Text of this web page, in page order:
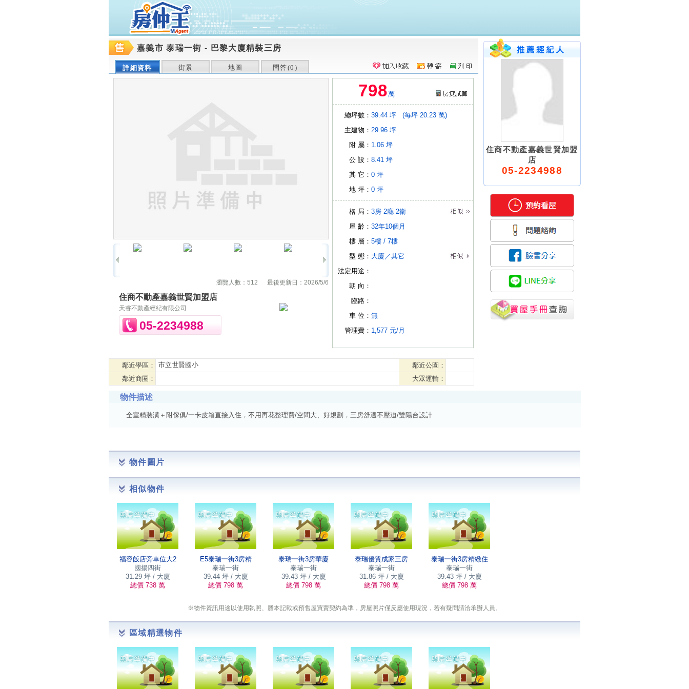
嘉義市 泰瑞一街 - 巴黎大廈精裝三房
詳細資料 街景 地圖 問答(0 )
瀏覽人數： 512 最後更新日： 2026/5/6
住商不動產嘉義世賢加盟店
天睿不動產經紀有限公司
05-2234988
798萬
總坪數： 39.44 坪
(每坪 20.23 萬)
主建物： 29.96 坪
附 屬： 1.06 坪
公 設： 8.41 坪
其 它： 0 坪
地 坪： 0 坪
格 局： 3房 2廳 2衛
屋 齡： 32年10個月
樓 層： 5樓 / 7樓
型 態： 大廈／其它
法定用途：
朝 向：
臨路：
車 位： 無
管理費： 1,577 元/月
鄰近學區： 市立世賢國小
鄰近公園：
鄰近商圈：
大眾運輸：
住商不動產嘉義世賢加盟
店
05-2234988
物件描述
全室精裝潢＋附傢俱/一卡皮箱直接入住，不用再花整理費/空間大、好規劃，三房舒適不壓迫/雙陽台設計
物件圖片
相似物件
福容飯店旁車位大2
國揚四街
31.29 坪 / 大廈
總價 738 萬
E5泰瑞一街3房精
泰瑞一街
39.44 坪 / 大廈
總價 798 萬
泰瑞一街3房華廈
泰瑞一街
39.43 坪 / 大廈
總價 798 萬
泰瑞優質成家三房
泰瑞一街
31.86 坪 / 大廈
總價 798 萬
泰瑞一街3房精緻住
泰瑞一街
39.43 坪 / 大廈
總價 798 萬
※物件資訊用途以使用執照、謄本記載或預售屋買賣契約為準，房屋照片僅反應使用現況，若有疑問請洽承辦人員。
區域精選物件